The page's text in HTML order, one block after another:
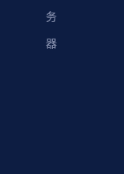
务
器
务
器